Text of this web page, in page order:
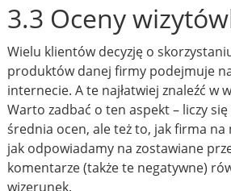
3.3 Oceny
Wielu klientów decyzję o
produktów danej firmy podejmuje
internecie. A te najłatwiej znaleźć w
Warto zadbać o ten aspekt – liczy
średnia ocen, ale też to, jak firma na
jak odpowiadamy na zostawiane
komentarze (także te negatywne)
wizerunek.